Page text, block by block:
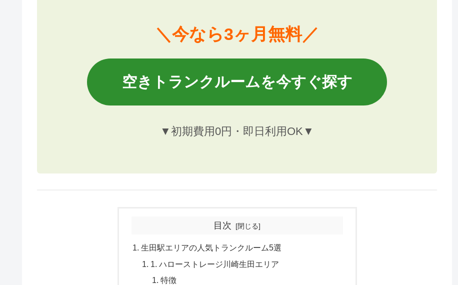
＼今なら3ヶ月無料／
空きトランクルームを今すぐ探す
▼初期費用0円・即日利用OK▼
目次
生田駅エリアの人気トランクルーム5選
1. ハローストレージ川崎生田エリア
特徴